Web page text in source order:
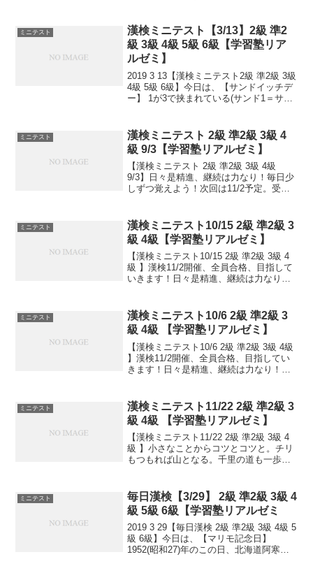
ミニテスト
漢検ミニテスト【3/13】2級 準2
級 3級 4級 5級 6級【学習塾リア
ルゼミ】
2019 3 13【漢検ミニテスト2級 準2級 3級
4級 5級 6級】今日は、【サンドイッチデ
ー】 1が3で挟まれている(サンド1＝サン
れるイギリスのサンドウィッチ...
ミニテスト
漢検ミニテスト 2級 準2級 3級 4
級 9/3【学習塾リアルゼミ】
【漢検ミニテスト 2級 準2級 3級 4級
9/3】日々是精進、継続は力なり！毎日少
しずつ覚えよう！次回は11/2予定。受け
ミニテスト
漢検ミニテスト10/15 2級 準2級 3
級 4級【学習塾リアルゼミ】
【漢検ミニテスト10/15 2級 準2級 3級 4
級 】漢検11/2開催、全員合格、目指して
いきます！日々是精進、継続は力なり！
ミニテスト
漢検ミニテスト10/6 2級 準2級 3
級 4級 【学習塾リアルゼミ】
【漢検ミニテスト10/6 2級 準2級 3級 4級
】漢検11/2開催、全員合格、目指してい
きます！日々是精進、継続は力なり！毎
ミニテスト
漢検ミニテスト11/22 2級 準2級 3
級 4級 【学習塾リアルゼミ】
【漢検ミニテスト11/22 2級 準2級 3級 4
級 】小さなことからコツとコツと。チリ
もつもれば山となる。千里の道も一歩か
ミニテスト
毎日漢検【3/29】 2級 準2級 3級 4
級 5級 6級【学習塾リアルゼミ
2019 3 29【毎日漢検 2級 準2級 3級 4級 5
級 6級】今日は、【マリモ記念日】
1952(昭和27)年のこの日、北海道阿寒湖